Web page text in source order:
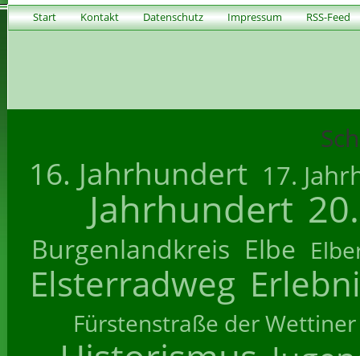
Start Kontakt Datenschutz Impressum RSS-Feed
16. Jahrhundert 17.
Jahrhundert
Burgenlandkreis Elbe
Elsterradweg
Fürstenstraße der Wettiner